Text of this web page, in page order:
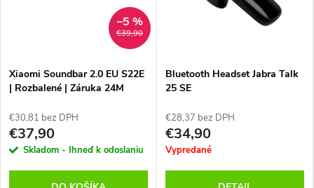
€39,90
–5 %
Xiaomi Soundbar 2.0 EU S22E
| Rozbalené | Záruka 24M
€30,81 bez DPH
€37,90
Skladom - Ihneď k odoslaniu
Bluetooth Headset Jabra Talk
25 SE
€28,37 bez DPH
€34,90
Vypredané